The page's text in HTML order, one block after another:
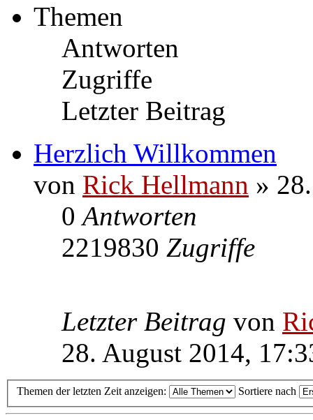
Themen
Antworten
Zugriffe
Letzter Beitrag
Herzlich Willkommen
von Rick Hellmann »
0Antworten
2219830 Zugriffe
Letzter Beitrag von
28. August 2014,
Themen der letzten Zeit anzeigen: Sortiere nach